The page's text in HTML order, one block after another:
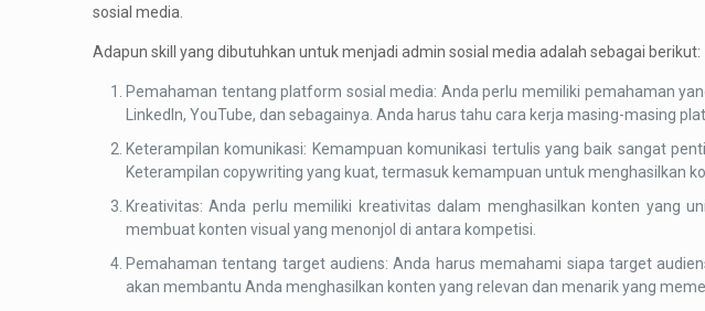
sosial media.
Adapun skill yang dibutuhkan untuk menjadi admin sosial media adalah sebagai berikut:
Pemahaman tentang platform sosial media: Anda perlu memiliki pemahaman
LinkedIn, YouTube, dan sebagainya. Anda harus tahu cara kerja masing-masing
Keterampilan komunikasi: Kemampuan komunikasi tertulis yang baik sangat
Keterampilan copywriting yang kuat, termasuk kemampuan untuk menghasilkan
Kreativitas: Anda perlu memiliki kreativitas dalam menghasilkan konten yang
membuat konten visual yang menonjol di antara kompetisi.
Pemahaman tentang target audiens: Anda harus memahami siapa target
akan membantu Anda menghasilkan konten yang relevan dan menarik yang